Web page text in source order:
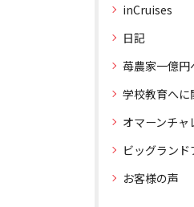
inCruises
日記
苺農家一億円
学校教育へに
オマーンチャ
ビッグラン
お客様の声